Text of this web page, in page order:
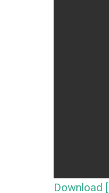
Download